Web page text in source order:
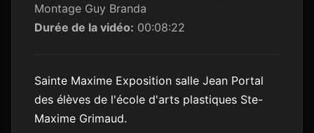
Montage Guy Branda
Durée de la vidéo: 00:08:22
Sainte Maxime Exposition salle Jean Portal
des élèves de l'école d'arts plastiques Ste-
Maxime Grimaud.